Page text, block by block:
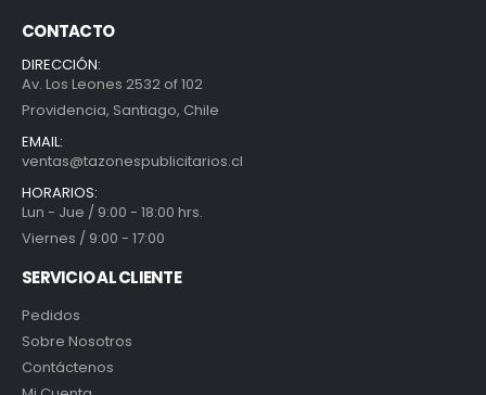
CONTACTO
DIRECCIÓN:
Av. Los Leones 2532 of 102
Providencia, Santiago, Chile
EMAIL:
ventas@tazonespublicitarios.cl
HORARIOS:
Lun - Jue / 9:00 - 18:00 hrs.
Viernes / 9:00 - 17:00
SERVICIO AL CLIENTE
Pedidos
Sobre Nosotros
Contáctenos